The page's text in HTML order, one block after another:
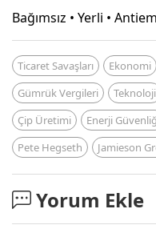
Bağımsız • Yerli •
Ticaret Savaşları Ekonomi
Gümrük Vergileri
Teknoloji
Çip Üretimi
Enerji
Pete Hegseth
Jamieson
Yorum Ekle